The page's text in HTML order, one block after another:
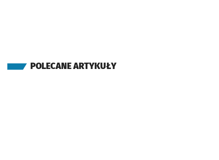
POLECANE ARTYKUŁY